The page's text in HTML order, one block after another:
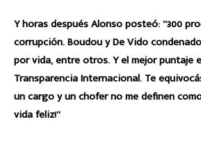
Y horas después Alonso posteó: “300
corrupción. Boudou y De Vido
por vida, entre otros. Y el mejor puntaje
Transparencia Internacional. Te
un cargo y un chofer no me definen
vida feliz!“